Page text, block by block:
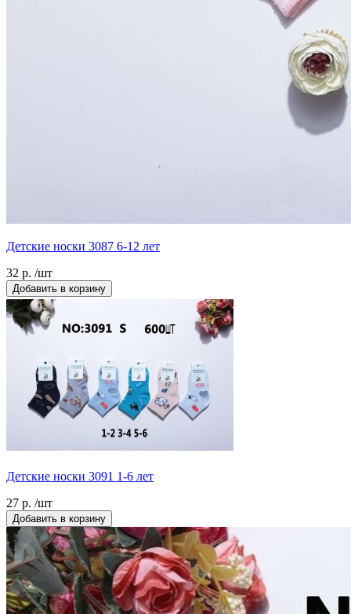
Детские носки 3087 6-12 лет
32 р. /шт
Добавить в корзину
Детские носки 3091 1-6 лет
27 р. /шт
Добавить в корзину